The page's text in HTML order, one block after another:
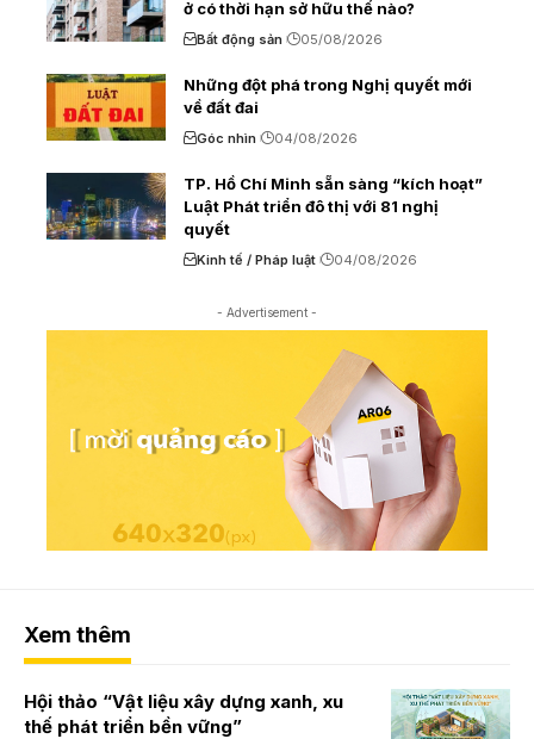
ở có thời hạn sở hữu thế nào?
Bất động sản 05/08/2026
Những đột phá trong Nghị quyết mới
về đất đai
Góc nhìn 04/08/2026
TP. Hồ Chí Minh sẵn sàng “kích hoạt”
Luật Phát triển đô thị với 81 nghị
quyết
Kinh tế / Pháp luật 04/08/2026
- Advertisement -
Xem thêm
Hội thảo “Vật liệu xây dựng xanh, xu
thế phát triển bền vững”